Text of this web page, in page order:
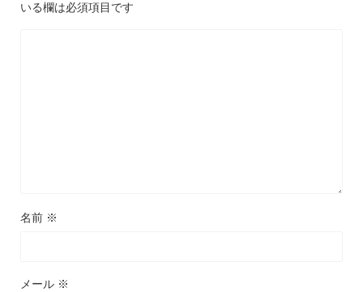
いる欄は必須項目です
名前 ※
メール ※